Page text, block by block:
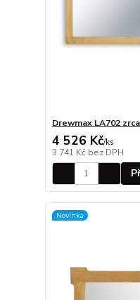
Drewmax LA702
4 526 Kč/ks
3 741 Kč bez DPH
Novinka